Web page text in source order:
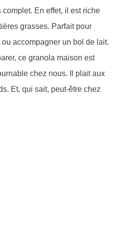
En effet, il est riche
grasses. Parfait pour
accompagner un bol de lait.
ce granola maison est
chez nous. Il plait aux
Et, qui sait, peut-être chez